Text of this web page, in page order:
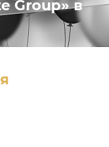
Group» в